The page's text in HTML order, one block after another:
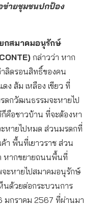
ข่ายชุมชนปกป้อง
กสมาคมอนุรักษ์
กล่าวว่า หาก
ลิดรอนสิทธิ์ของคน
ง ส้ม เหลือง เขียว ที่
ดกวัฒนธรรมจะหายไป
คือชาวบ้าน ที่จะต้องหา
หายไปหมด ส่วนมรดกที่
า พื้นที่เยาวราช ส่วน
หากขยายถนนพื้นที่
ะหายไปสมาคมอนุรักษ์
นด้วยต่อกระบวนการ
มกราคม 2567 ที่ผ่านมา